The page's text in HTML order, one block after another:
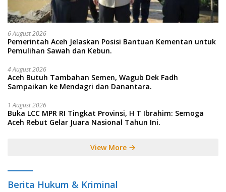
6 August 2026
Pemerintah Aceh Jelaskan Posisi Bantuan Kementan untuk
Pemulihan Sawah dan Kebun.
4 August 2026
Aceh Butuh Tambahan Semen, Wagub Dek Fadh
Sampaikan ke Mendagri dan Danantara.
1 August 2026
Buka LCC MPR RI Tingkat Provinsi, H T Ibrahim: Semoga
Aceh Rebut Gelar Juara Nasional Tahun Ini.
View More
Berita Hukum & Kriminal